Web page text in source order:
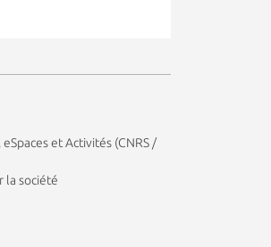
et Activités (CNRS /
la société